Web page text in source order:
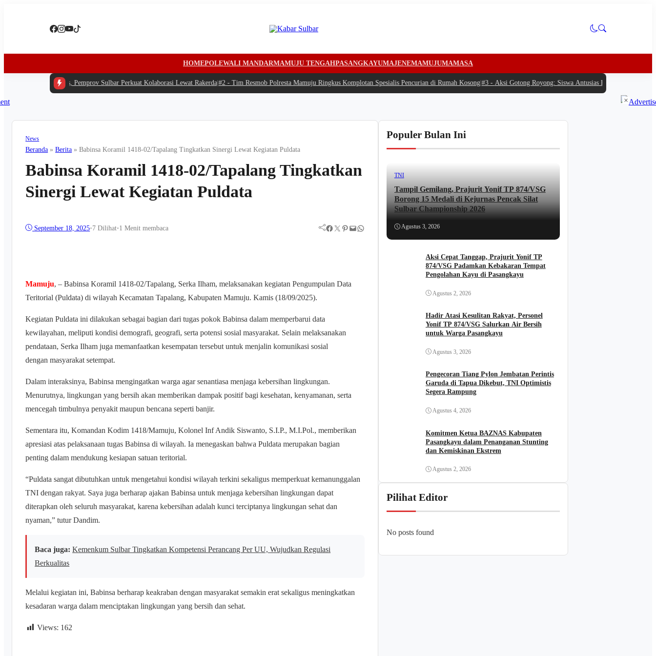
HOMEPOLEWALI MANDARMAMUJU TENGAHPASANGKAYUMAJENEMAMUJUMAMASA
Anggaran Terbatas, Pemprov Sulbar Perkuat Kolaborasi Lewat Rakerda|#2 -Tim Resmob Polresta Mamuju Ringkus Komplotan Spesialis Pencurian di Rumah Kosong|#3 -Aksi Gotong Royong: Siswa Antusias Bantu SPPG Bambu
News
Beranda »Berita »Babinsa Koramil 1418-02/Tapalang Tingkatkan Sinergi Lewat Kegiatan Puldata
Babinsa Koramil 1418-02/Tapalang Tingkatkan
Sinergi Lewat Kegiatan Puldata
September 18, 2025•7Dilihat•1 Menit membaca Facebook Twitter Pinterest Mail WhatsApp
Mamuju, – Babinsa Koramil 1418-02/Tapalang, Serka Ilham, melaksanakan kegiatan Pengumpulan Data
Teritorial (Puldata) di wilayah Kecamatan Tapalang, Kabupaten Mamuju. Kamis (18/09/2025).
Kegiatan Puldata ini dilakukan sebagai bagian dari tugas pokok Babinsa dalam memperbarui data
kewilayahan, meliputi kondisi demografi, geografi, serta potensi sosial masyarakat. Selain melaksanakan
pendataan, Serka Ilham juga memanfaatkan kesempatan tersebut untuk menjalin komunikasi sosial
dengan masyarakat setempat.
Dalam interaksinya, Babinsa mengingatkan warga agar senantiasa menjaga kebersihan lingkungan.
Menurutnya, lingkungan yang bersih akan memberikan dampak positif bagi kesehatan, kenyamanan, serta
mencegah timbulnya penyakit maupun bencana seperti banjir.
Sementara itu, Komandan Kodim 1418/Mamuju, Kolonel Inf Andik Siswanto, S.I.P., M.I.Pol., memberikan
apresiasi atas pelaksanaan tugas Babinsa di wilayah. Ia menegaskan bahwa Puldata merupakan bagian
penting dalam mendukung kesiapan satuan teritorial.
“Puldata sangat dibutuhkan untuk mengetahui kondisi wilayah terkini sekaligus memperkuat kemanunggalan
TNI dengan rakyat. Saya juga berharap ajakan Babinsa untuk menjaga kebersihan lingkungan dapat
diterapkan oleh seluruh masyarakat, karena kebersihan adalah kunci terciptanya lingkungan sehat dan
nyaman,” tutur Dandim.
Baca juga: Kemenkum Sulbar Tingkatkan Kompetensi Perancang Per UU, Wujudkan Regulasi
Berkualitas
Melalui kegiatan ini, Babinsa berharap keakraban dengan masyarakat semakin erat sekaligus meningkatkan
kesadaran warga dalam menciptakan lingkungan yang bersih dan sehat.
Views: 162
Populer Bulan Ini
TNI
Tampil Gemilang, Prajurit Yonif TP 874/VSG
Borong 15 Medali di Kejurnas Pencak Silat
Sulbar Championship 2026
Agustus 3, 2026
Aksi Cepat Tanggap, Prajurit Yonif TP
874/VSG Padamkan Kebakaran Tempat
Pengolahan Kayu di Pasangkayu
Agustus 2, 2026
Hadir Atasi Kesulitan Rakyat, Personel
Yonif TP 874/VSG Salurkan Air Bersih
untuk Warga Pasangkayu
Agustus 3, 2026
Pengecoran Tiang Pylon Jembatan Perintis
Garuda di Tapua Dikebut, TNI Optimistis
Segera Rampung
Agustus 4, 2026
Komitmen Ketua BAZNAS Kabupaten
Pasangkayu dalam Penanganan Stunting
dan Kemiskinan Ekstrem
Agustus 2, 2026
Pilihat Editor
No posts found
×